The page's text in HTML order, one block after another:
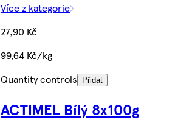
Více z kategorie
27,90 Kč
99,64 Kč/kg
Quantity controls
Přidat
ACTIMEL Bílý 8x100g